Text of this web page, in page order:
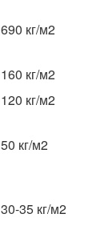
690 кг/м2
160 кг/м2
120 кг/м2
50 кг/м2
30-35 кг/м2